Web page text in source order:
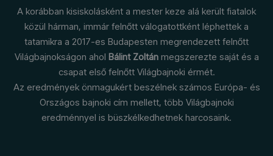
A korábban kisiskolásként a mester keze alá került fiatalok
közül hárman, immár felnőtt válogatottként léphettek a
tatamikra a 2017-es Budapesten megrendezett felnőtt
Világbajnokságon ahol Bálint Zoltánmegszerezte saját és a
csapat első felnőtt Világbajnoki érmét.
Az eredmények önmagukért beszélnek számos Európa- és
Országos bajnoki cím mellett, több Világbajnoki
eredménnyel is büszkélkedhetnek harcosaink.